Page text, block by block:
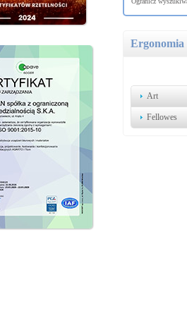
Ergonomia
Art
Fellowes